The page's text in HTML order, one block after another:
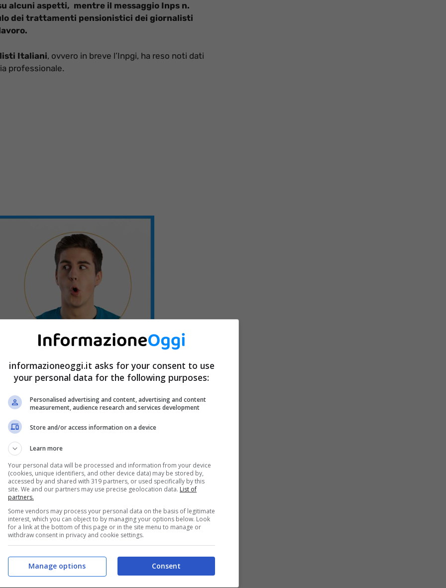
alcuni aspetti, mentre il messaggio Inps n.
dei trattamenti pensionistici dei giornalisti
Italiani, ovvero in breve l’Inpgi, ha reso noti dati
professionale.
le funzioni previdenziali svolte dall’istituto sono
gli osservatori, mirata di fatto a ‘salvare’ le
iscritti al Fondo pensioni lavoratori dipendenti i
all’Albo negli elenchi e registri ad hoc, che
ambito giornalistico.
alcuni dati che fanno il punto sulla categoria dei
di essere considerato di seguito. Vediamo
informazioneoggi.it asks for your consent to use
your personal data for the following purposes:
Personalised advertising and content, advertising and content
measurement, audience research and services development
Store and/or access information on a device
Learn more
Your personal data will be processed and information from your device
(cookies, unique identifiers, and other device data) may be stored by,
accessed by and shared with 319 partners, or used specifically by this
site. We and our partners may use precise geolocation data. List of
partners.
Some vendors may process your personal data on the basis of legitimate
interest, which you can object to by managing your options below. Look
for a link at the bottom of this page or in the site menu to manage or
withdraw consent in privacy and cookie settings.
Consent
Manage options